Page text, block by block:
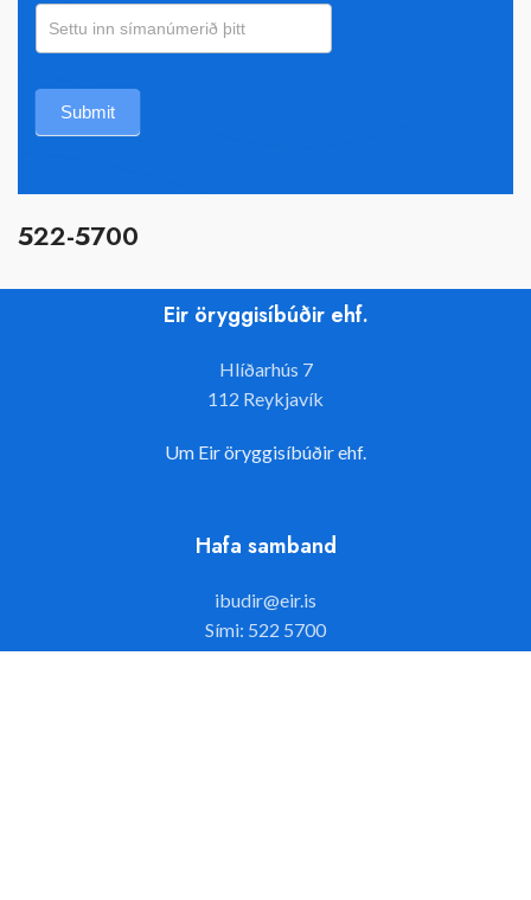
Panta
símtal
Submit
522-5700
Eir öryggisíbúðir ehf.
Hlíðarhús 7
112 Reykjavík
Um Eir öryggisíbúðir ehf.
Hafa samband
ibudir@eir.is
Sími: 522 5700
Opið frá 8-16 mánudaga til fimmtudaga